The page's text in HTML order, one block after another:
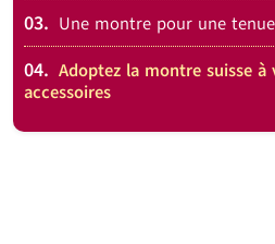
03. Une montre pour une
04. Adoptez la montre suisse
accessoires